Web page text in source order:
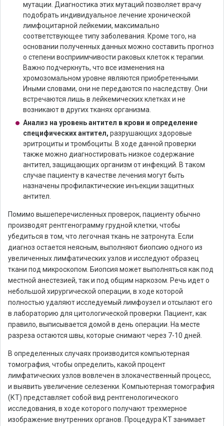
мутации. Диагностика этих мутаций позволяет врачу
подобрать индивидуальное лечение хронической
лимфоцитарной лейкемии, максимально
соответствующее типу заболевания. Кроме того, на
основании полученных данных можно составить прогноз
о степени восприимчивости раковых клеток к терапии.
Важно подчеркнуть, что все изменения на
хромозомальном уровне являются приобретенными.
Иными словами, они не передаются по наследству. Они
встречаются лишь в лейкемических клетках и не
возникают в других тканях организма.
Анализ на уровень антител в крови и определение
специфических антител, разрушающих здоровые
эритроциты и тромбоциты. В ходе данной проверки
также можно диагностировать низкое содержание
антител, защищающих организм от инфекций. В таком
случае пациенту в качестве лечения могут быть
назначены профилактические инъекции защитных
антител.
Помимо вышеперечисленных проверок, пациенту обычно
производят рентгенограмму грудной клетки, чтобы
убедиться в том, что легочная ткань не затронута. Если
диагноз остается неясным, выполняют биопсию одного из
увеличенных лимфатических узлов и исследуют образец
ткани под микроскопом. Биопсия может выполняться как под
местной анестезией, так и под общим наркозом. Речь идет о
небольшой хирургической операции, в ходе которой
полностью удаляют исследуемый лимфоузел и отсылают его
в лабораторию для цитологической проверки. Пациент, как
правило, выписывается домой в день операции. На месте
разреза остаются швы, которые снимают через 7-10 дней.
В определенных случаях производится компьютерная
томография, чтобы определить, какой процент
лимфатических узлов вовлечен в злокачественный процесс,
и выявить увеличение селезенки. Компьютерная томография
(КТ) представляет собой вид рентгенологического
исследования, в ходе которого получают трехмерное
изображение внутренних органов. Процедура КТ занимает